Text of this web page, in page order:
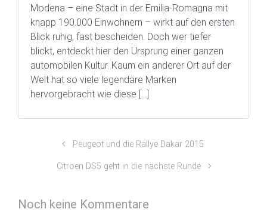
Modena – eine Stadt in der Emilia-Romagna mit
knapp 190.000 Einwohnern – wirkt auf den ersten
Blick ruhig, fast bescheiden. Doch wer tiefer
blickt, entdeckt hier den Ursprung einer ganzen
automobilen Kultur. Kaum ein anderer Ort auf der
Welt hat so viele legendäre Marken
hervorgebracht wie diese […]
Peugeot und die Rallye Dakar 2015
Citroen DS5 geht in die nächste Runde
Noch keine Kommentare